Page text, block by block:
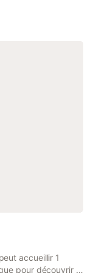
dans notre ville
accueillir 1
pour découvrir la